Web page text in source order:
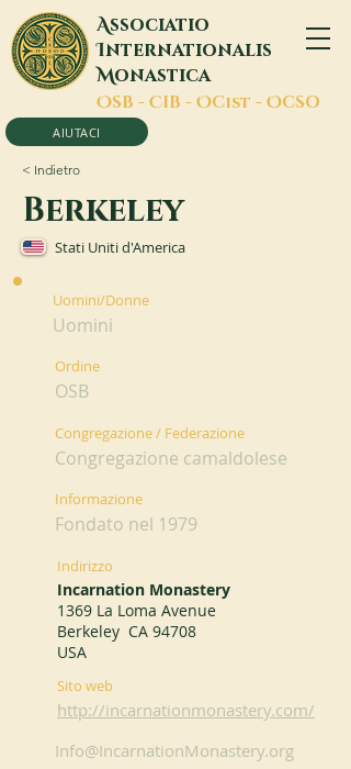
Associatio
Internationalis
Monastica
OSB - CIB - OCist - OCSO
AIUTACI
< Indietro
Berkeley
Stati Uniti d'America
Uomini/Donne
Uomini
Ordine
OSB
Congregazione / Federazione
Congregazione camaldolese
Informazione
Fondato nel 1979
Indirizzo
Incarnation Monastery
1369 La Loma Avenue
Berkeley CA 94708
USA
Sito web
http://incarnationmonastery.com/
Info@IncarnationMonastery.org